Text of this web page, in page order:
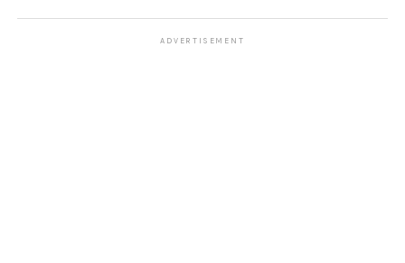
ADVERTISEMENT